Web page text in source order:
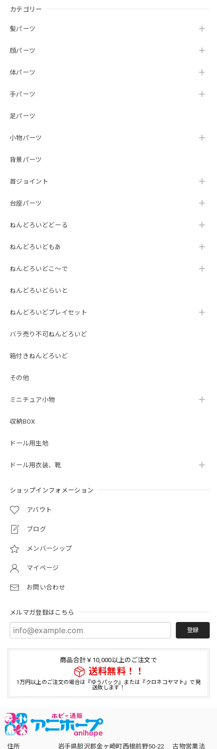
カテゴリー
髪パーツ
顔パーツ
体パーツ
手パーツ
足パーツ
小物パーツ
背景パーツ
首ジョイント
台座パーツ
ねんどろいどどーる
ねんどろいどもあ
ねんどろいどこ～で
ねんどろいどらいと
ねんどろいどプレイセット
バラ売り不可ねんどろいど
箱付きねんどろいど
その他
ミニチュア小物
収納BOX
ドール用生地
ドール用衣装、靴
ショップインフォメーション
アバウト
ブログ
メンバーシップ
マイページ
お問い合わせ
メルマガ登録はこちら
登録
商品合計￥10,000以上のご注文で
送料無料！！
1万円以上のご注文の場合は『ゆうパック』または『クロネコヤマト』で発
送致します！
住所
岩手県胆沢郡金ヶ崎町西根前野50-22 古物営業法